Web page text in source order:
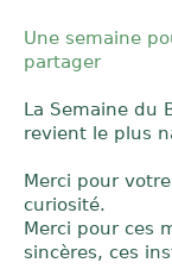
Une semaine
partager
La Semaine du
revient le plus
Merci pour
curiosité.
Merci pour ces
sincères, ces